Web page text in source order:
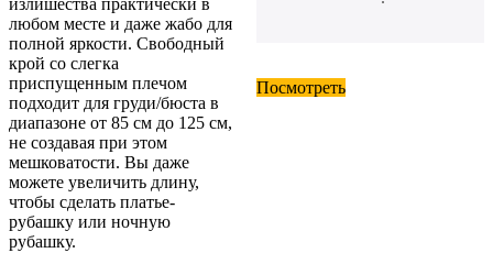
излишества практически в
любом месте и даже жабо для
полной яркости. Свободный
крой со слегка
приспущенным плечом
подходит для груди/бюста в
диапазоне от 85 см до 125 см,
не создавая при этом
мешковатости. Вы даже
можете увеличить длину,
чтобы сделать платье-
рубашку или ночную
рубашку.
Посмотреть